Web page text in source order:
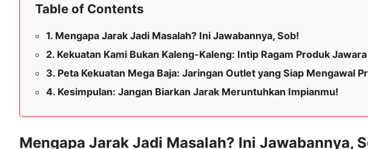
Table of Contents
Mengapa Jarak Jadi Masalah? Ini Jawabannya, Sob!
Kekuatan Kami Bukan Kaleng-Kaleng: Intip Ragam Produk
Peta Kekuatan Mega Baja: Jaringan Outlet yang Siap Mengawal
Kesimpulan: Jangan Biarkan Jarak Meruntuhkan Impianmu!
Mengapa Jarak Jadi Masalah? Ini Jawabannya,